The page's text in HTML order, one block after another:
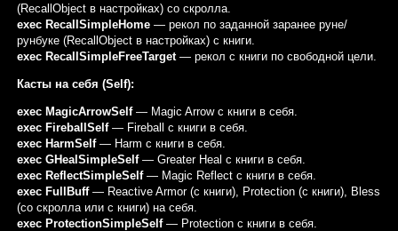
(RecallObject в настройках) со скролла.
exec RecallSimpleHome— рекол по заданной заранее руне/
рунбуке (RecallObject в настройках) с книги.
exec RecallSimpleFreeTarget— рекол с книги по свободной цели.
Касты на себя (Self):
exec MagicArrowSelf— Magic Arrow с книги в себя.
exec FireballSelf— Fireball с книги в себя.
exec HarmSelf— Harm с книги в себя.
exec GHealSimpleSelf— Greater Heal с книги в себя.
exec ReflectSimpleSelf— Magic Reflect с книги в себя.
exec FullBuff— Reactive Armor (с книги), Protection (с книги), Bless
(со скролла или с книги) на себя.
exec ProtectionSimpleSelf— Protection с книги в себя.